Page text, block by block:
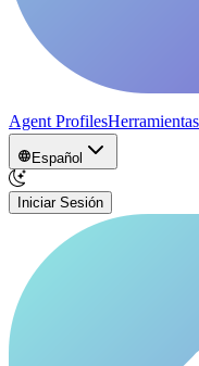
Agent Profiles
Español
Iniciar Sesión